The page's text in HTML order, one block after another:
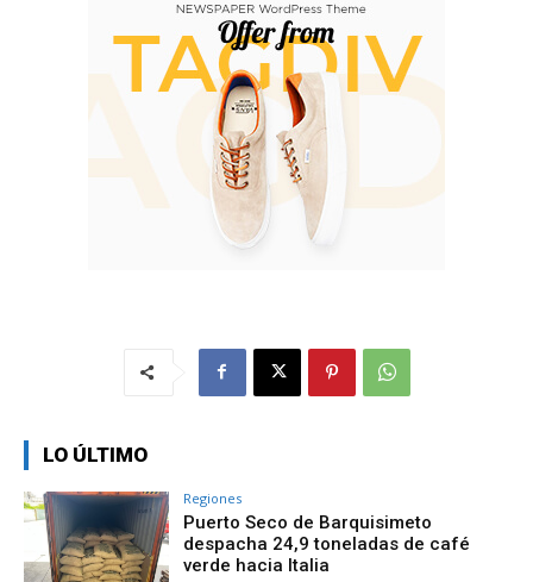
LO ÚLTIMO
Regiones
Puerto Seco de Barquisimeto
despacha 24,9 toneladas de café
verde hacia Italia